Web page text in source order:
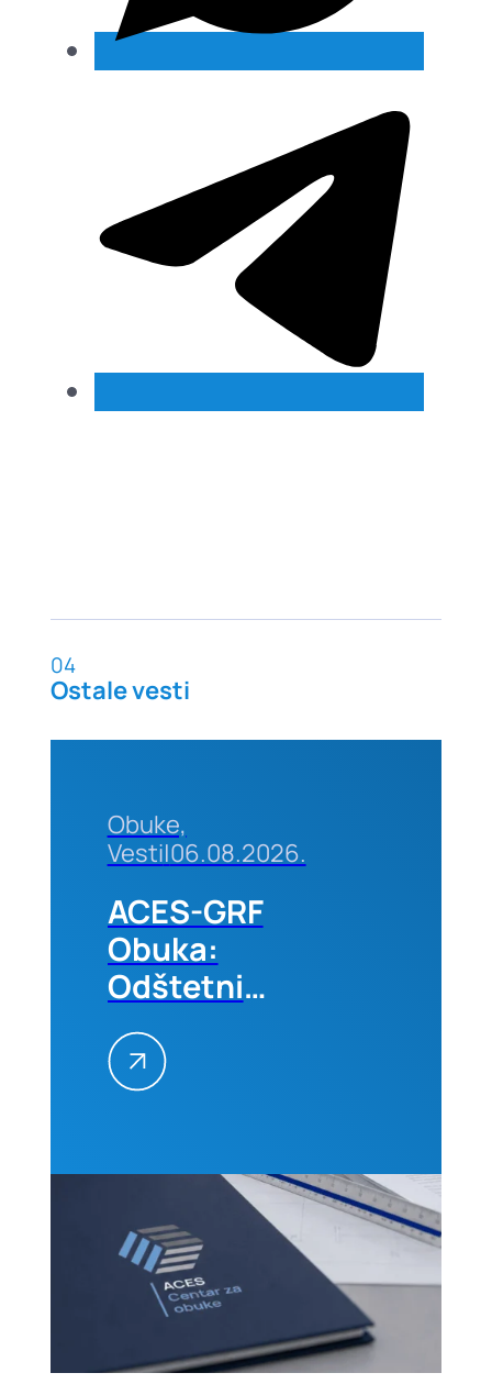
04
Ostale vesti
Obuke,
Vesti|06.08.2026.
ACES-GRF
Obuka:
Odštetni
zahtevi na
građevinskim
projektima
Kvantifikacija
prevencija,
01-02.
septembra
2026. u